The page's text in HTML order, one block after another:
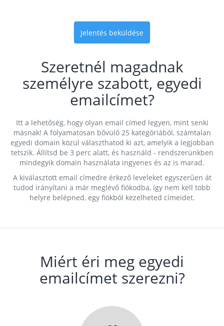
Jelentés beküldése
Szeretnél magadnak
személyre szabott, egyedi
emailcímet?
Itt a lehetőség, hogy olyan email címed legyen, mint senki
másnak! A folyamatosan bővülő 25 kategóriából, számtalan
egyedi domain közül választhatod ki azt, amelyik a legjobban
tetszik. Állítsd be 3 perc alatt, és használd - rendszerünkben
mindegyik domain használata ingyenes és az is marad.
A kiválasztott email címedre érkező leveleket egyszerűen át
tudod irányítani a már meglévő fiókodba, így nem kell több
helyre belépned, egy fiókból kezelheted címeidet.
Miért éri meg egyedi
emailcímet szerezni?